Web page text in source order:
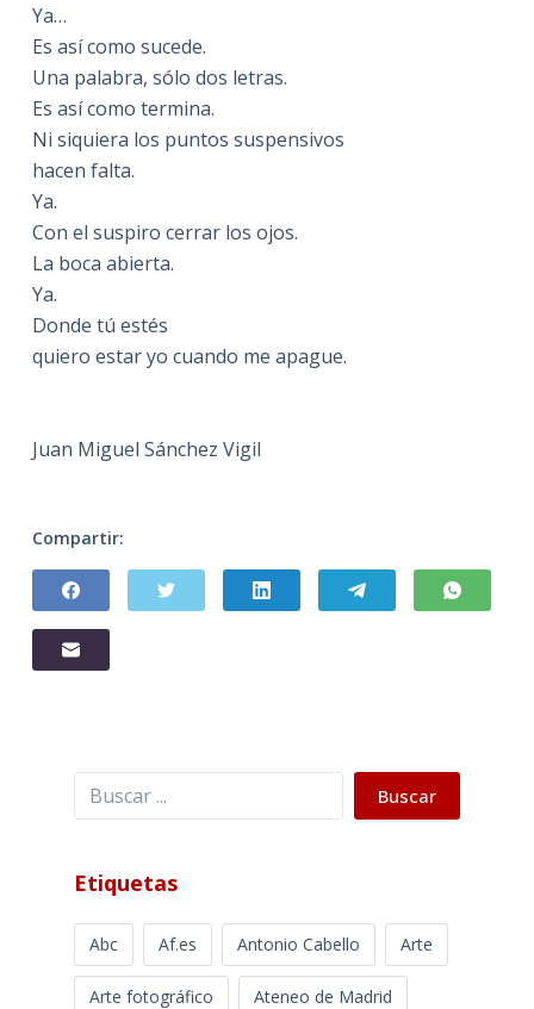
Ya…
Es así como sucede.
Una palabra, sólo dos letras.
Es así como termina.
Ni siquiera los puntos suspensivos
hacen falta.
Ya.
Con el suspiro cerrar los ojos.
La boca abierta.
Ya.
Donde tú estés
quiero estar yo cuando me apague.
Juan Miguel Sánchez Vigil
Compartir:
Buscar Buscar
Etiquetas
Abc Af.es Antonio Cabello Arte
Arte fotográfico Ateneo de Madrid